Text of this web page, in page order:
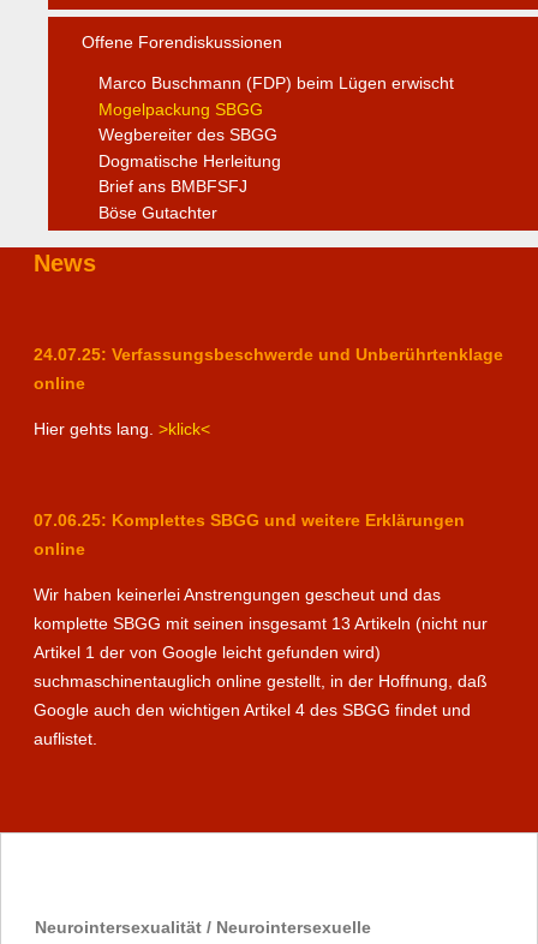
Offene Forendiskussionen
Marco Buschmann (FDP) beim Lügen erwischt
Mogelpackung SBGG
Wegbereiter des SBGG
Dogmatische Herleitung
Brief ans BMBFSFJ
Böse Gutachter
News
24.07.25: Verfassungsbeschwerde und Unberührtenklage
online
Hier gehts lang. >klick<
07.06.25: Komplettes SBGG und weitere Erklärungen
online
Wir haben keinerlei Anstrengungen gescheut und das
komplette SBGG mit seinen insgesamt 13 Artikeln (nicht nur
Artikel 1 der von Google leicht gefunden wird)
suchmaschinentauglich online gestellt, in der Hoffnung, daß
Google auch den wichtigen Artikel 4 des SBGG findet und
auflistet.
Neurointersexualität / Neurointersexuelle